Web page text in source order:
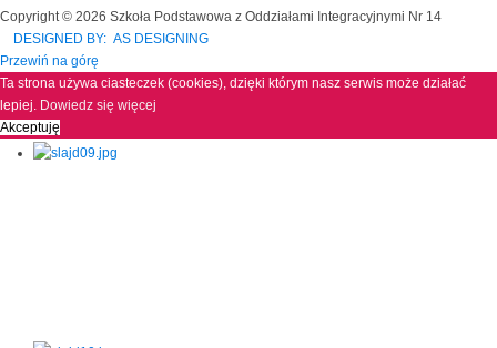
Copyright © 2026 Szkoła Podstawowa z Oddziałami Integracyjnymi Nr 14
DESIGNED BY: AS DESIGNING
Przewiń na górę
Ta strona używa ciasteczek (cookies), dzięki którym nasz serwis może działać
lepiej. Dowiedz się więcej
Akceptuję